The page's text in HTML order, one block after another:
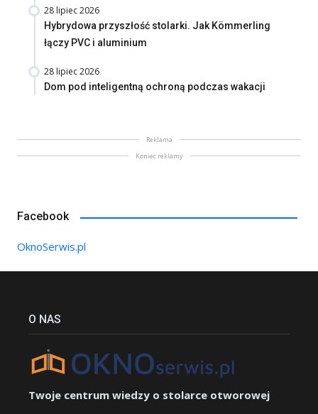
28 lipiec 2026
Hybrydowa przyszłość stolarki. Jak Kömmerling
łączy PVC i aluminium
28 lipiec 2026
Dom pod inteligentną ochroną podczas wakacji
Reklama
Koniec reklamy
Facebook
OknoSerwis.pl
O NAS
Twoje centrum wiedzy o stolarce otworowej